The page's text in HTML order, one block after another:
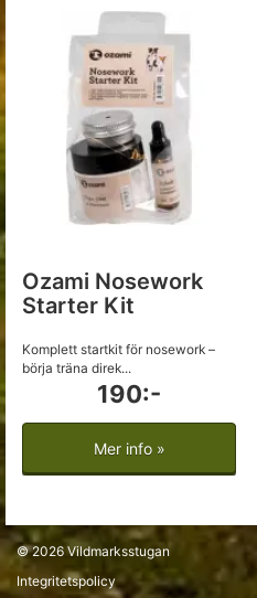
Ozami Nosework
Starter Kit
Komplett startkit för nosework –
börja träna direk...
190:-
Mer info »
© 2026 Vildmarksstugan
Integritetspolicy